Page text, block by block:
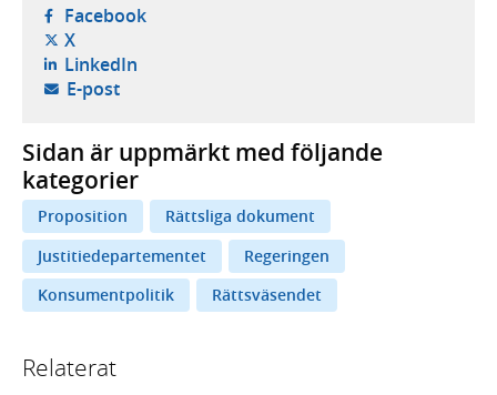
Facebook- öppnas i ny flik, extern webbplats,
X- öppnas i ny flik, extern webbplats,
LinkedIn- öppnas i ny flik, extern webbplats,
E-post- öppnar din e-postklient,
Sidan är uppmärkt med följande
kategorier
Proposition
Rättsliga dokument
Justitiedepartementet
Regeringen
Konsumentpolitik
Rättsväsendet
Relaterat